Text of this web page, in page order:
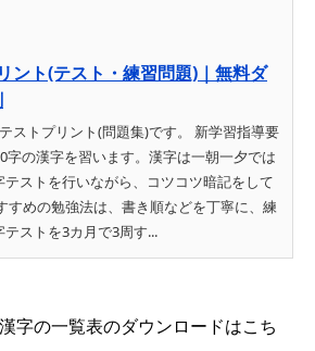
ント(テスト・練習問題)｜無料ダ
ストプリント(問題集)です。 新学習指導要
字の漢字を習います。漢字は一朝一夕では
ストを行いながら、コツコツ暗記をして
すめの勉強法は、書き順などを丁寧に、練
ストを3カ月で3周す...
字の一覧表のダウンロードはこち